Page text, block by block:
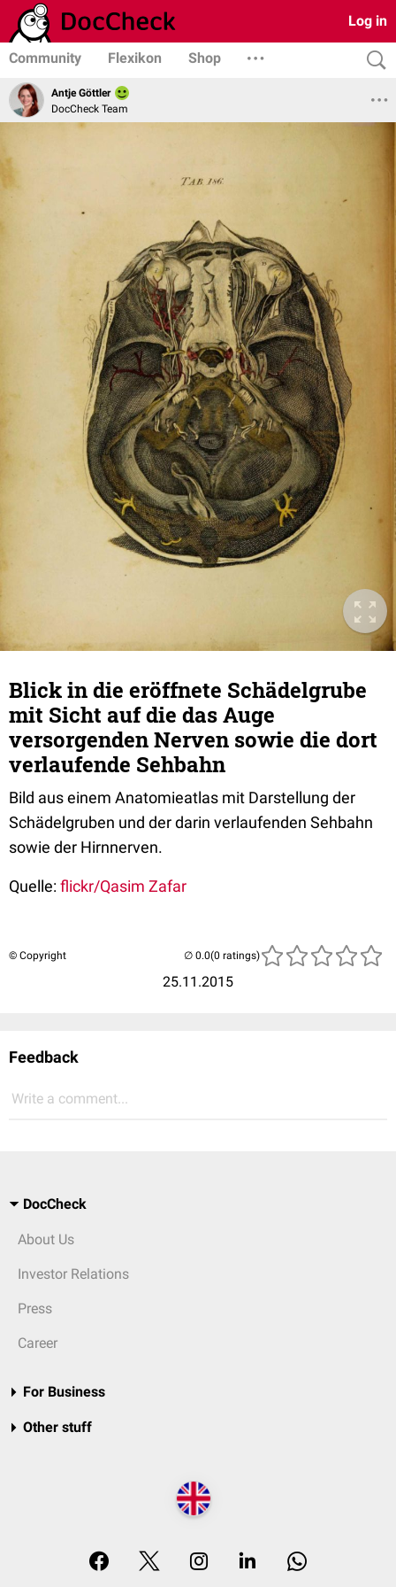
Log in
Community Flexikon Shop
Antje Göttler
DocCheck Team
Blick in die eröffnete Schädelgrube
mit Sicht auf die das Auge
versorgenden Nerven sowie die dort
verlaufende Sehbahn
Bild aus einem Anatomieatlas mit Darstellung der
Schädelgruben und der darin verlaufenden Sehbahn
sowie der Hirnnerven.
Quelle:flickr/Qasim Zafar
© Copyright
25.11.2015
(0 ratings)
Feedback
Write a comment...
DocCheck
About Us
Investor Relations
Press
Career
For Business
Other stuff